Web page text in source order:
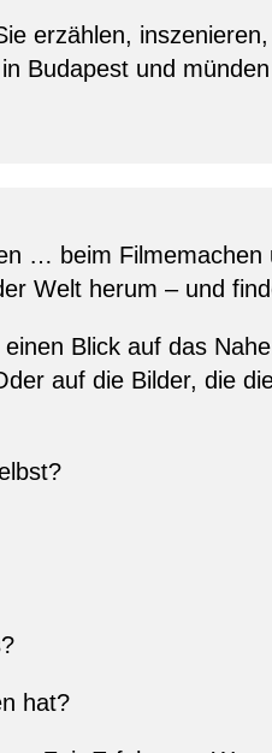
erzählen,
Budapest und
… beim
Welt herum – und
Blick auf das
auf die Bilder, die
hat?